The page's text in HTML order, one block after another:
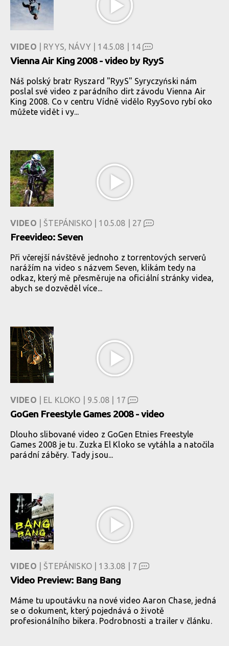
VIDEO | RYYS, NÁVY | 14.5.08 | 14
Vienna Air King 2008 - video by RyyS
Náš polský bratr Ryszard "RyyS" Syryczyński nám
poslal své video z parádního dirt závodu Vienna Air
King 2008. Co v centru Vídně vidělo RyySovo rybí oko
můžete vidět i vy...
VIDEO | ŠTEPÁNISKO | 10.5.08 | 27
Freevideo: Seven
Při včerejší návštěvě jednoho z torrentových serverů
narážím na video s názvem Seven, klikám tedy na
odkaz, který mě přesměruje na oficiální stránky videa,
abych se dozvěděl více...
VIDEO | EL KLOKO | 9.5.08 | 17
GoGen Freestyle Games 2008 - video
Dlouho slibované video z GoGen Etnies Freestyle
Games 2008 je tu. Zuzka El Kloko se vytáhla a natočila
parádní záběry. Tady jsou...
VIDEO | ŠTEPÁNISKO | 13.3.08 | 7
Video Preview: Bang Bang
Máme tu upoutávku na nové video Aaron Chase, jedná
se o dokument, který pojednává o životě
profesionálního bikera. Podrobnosti a trailer v článku.